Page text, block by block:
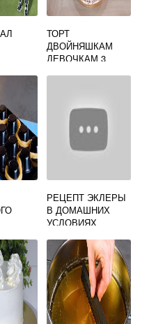
ТОРТ
ДВОЙНЯШКАМ
ДЕВОЧКАМ 3
РЕЦЕПТ ЭКЛЕРЫ
В ДОМАШНИХ
УСЛОВИЯХ
ФОТО